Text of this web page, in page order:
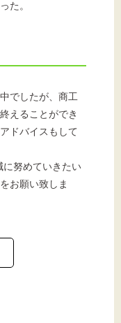
た。
でしたが、商工
えることができ
ドバイスもして
に努めていきたい
お願い致しま